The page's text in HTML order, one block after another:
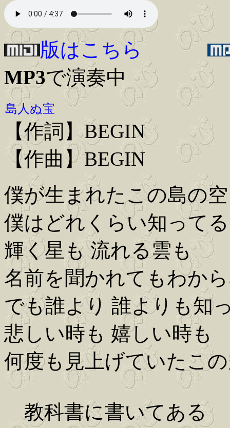
版はこちら
MP3で演奏中
島人ぬ宝
【作詞】BEGIN
【作曲】BEGIN
僕が生まれたこの島の
僕はどれくらい知って
輝く星も 流れる雲も
名前を聞かれてもわか
でも誰より 誰よりも知
悲しい時も 嬉しい時も
何度も見上げていたこ
教科書に書いてある